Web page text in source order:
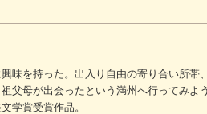
味を持った。出入り自由の寄り合い所帯
父母が出会ったという満州へ行ってみよ
学賞受賞作品。